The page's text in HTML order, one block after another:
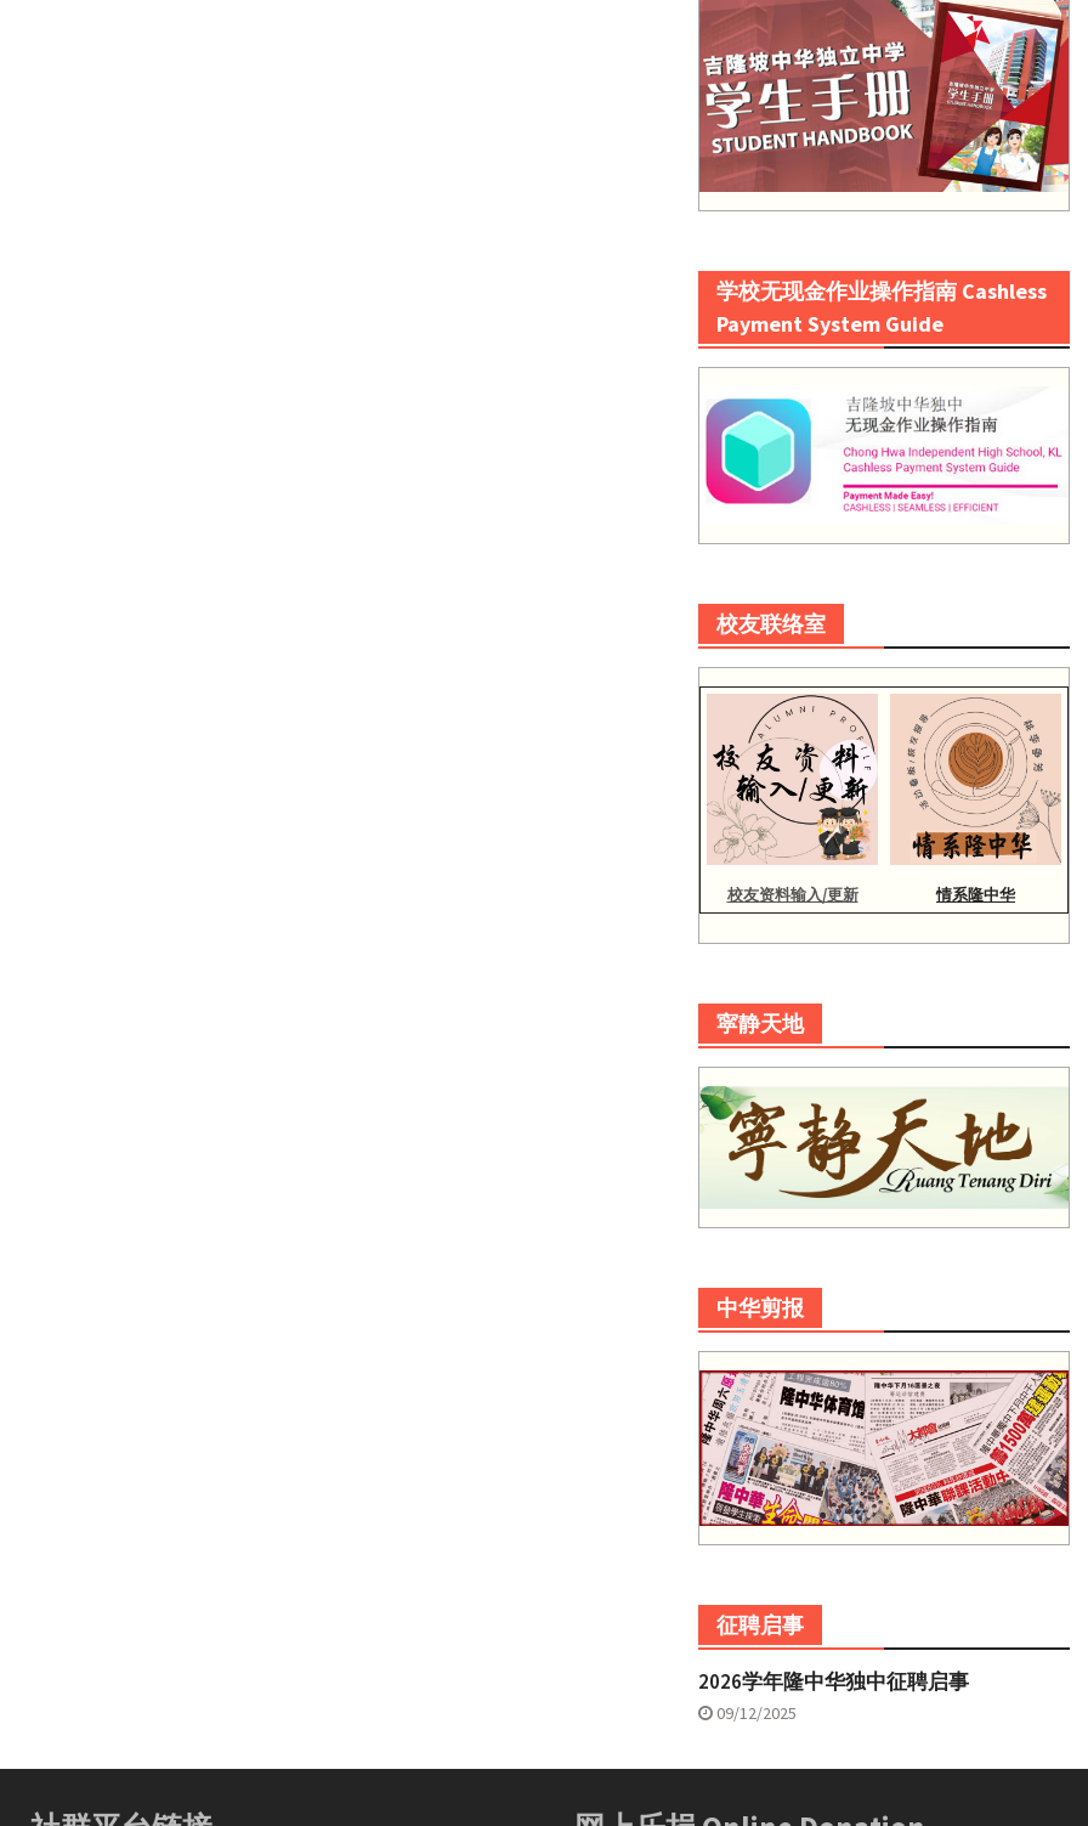
学校无现金作业操作指南 Cashless
Payment System Guide
校友联络室
校友资料输入/更新 情系隆中华
寜静天地
中华剪报
征聘启事
2026学年隆中华独中征聘启事
09/12/2025